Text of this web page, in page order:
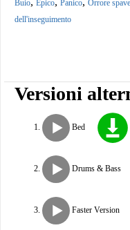
Buio Epico Panico Orrore
dell'inseguimento
Versioni
Bed
Drums & Bass
Faster Version